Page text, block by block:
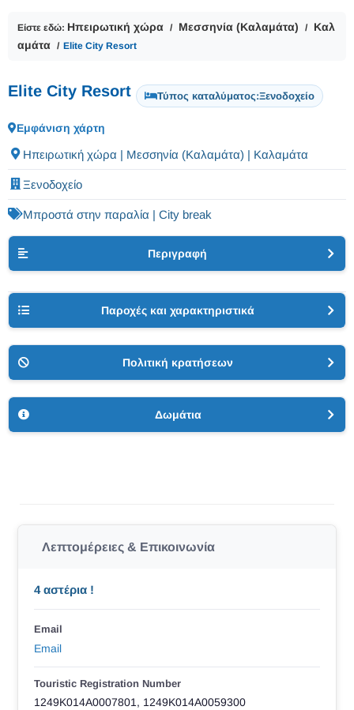
Είστε εδώ: Ηπειρωτική χώρα Μεσσηνία (Καλαμάτα)
Καλ
αμάτα
Elite City Resort
Elite City Resort Τύπος καταλύματος:Ξενοδοχείο
Εμφάνιση χάρτη
Ηπειρωτική χώρα | Μεσσηνία (Καλαμάτα) | Καλαμάτα
Ξενοδοχείο
Μπροστά στην παραλία | City break
Περιγραφή
Παροχές και χαρακτηριστικά
Πολιτική κρατήσεων
Δωμάτια
Λεπτομέρειες & Επικοινωνία
4 αστέρια !
Email
Email
Touristic Registration Number
1249K014A0007801, 1249K014A0059300